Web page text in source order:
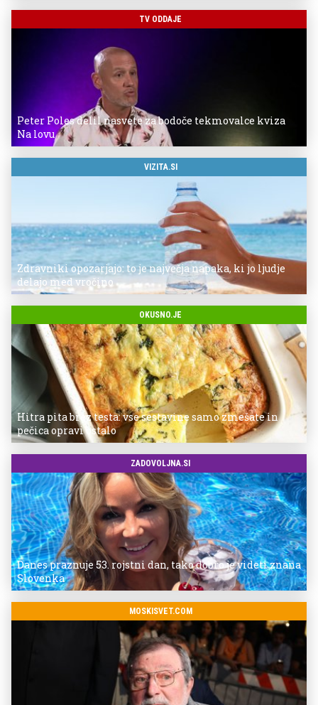
TV ODDAJE
Peter Poles delil nasvete za bodoče tekmovalce kviza
Na lovu
VIZITA.SI
Zdravniki opozarjajo: to je največja napaka, ki jo ljudje
delajo med vročino
OKUSNO.JE
Hitra pita brez testa: vse sestavine samo zmešate in
pečica opravi ostalo
ZADOVOLJNA.SI
Danes praznuje 53. rojstni dan, tako dobro je videti znana
Slovenka
MOSKISVET.COM